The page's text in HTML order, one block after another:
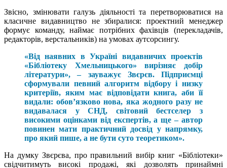
Звісно, змінювати галузь діяльності та перетворюватися на
класичне видавництво не збиралися: проектний менеджер
формує команду, наймає потрібних фахівців (перекладачів,
редакторів, верстальників) на умовах аутсорсингу.
«Від наявних в Україні видавничих проектів
«Бібліотеку Хмельницького» вирізняє добір
літератури», – зауважує Звєрєв. Підприємці
сформували певний алгоритм відбору і низку
критеріїв, яким має відповідати книга, аби її
видали: обов’язково нова, яка жодного разу не
видавалася у СНД, світовий бестселер з
високими оцінками від експертів, а ще – автор
повинен мати практичний досвід у напрямку,
про який пише, а не бути суто теоретиком».
На думку Звєрєва, про правильний вибір книг «Бібліотеки»
свідчитимуть високі продажі, які дозволять принаймні